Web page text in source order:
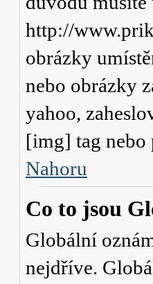
http://
obrázky
nebo obrázky
yahoo,
[img] tag
Nahoru
Co to jsou
Globální
nejdříve.